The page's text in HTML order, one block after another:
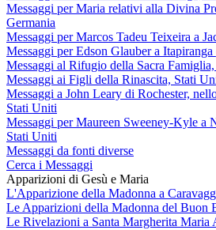
Messaggi per Maria relativi alla Divina
Germania
Messaggi per Marcos Tadeu Teixeira a
Messaggi per Edson Glauber a
Messaggi al Rifugio della Sacra
Messaggi ai Figli della Rinascita, Stati
Messaggi a John Leary di Rochester,
Stati Uniti
Messaggi per Maureen Sweeney-Kyle a
Stati Uniti
Messaggi da fonti diverse
Cerca i Messaggi
Apparizioni di Gesù e Maria
L'Apparizione della Madonna a
Le Apparizioni della Madonna del Buon
Le Rivelazioni a Santa Margherita Maria